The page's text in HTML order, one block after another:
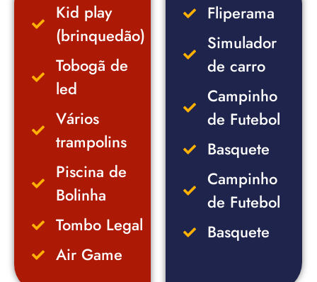
Kid play
(brinquedão)
Tobogã de
led
Vários
trampolins
Piscina de
Bolinha
Tombo Legal
Air Game
Fliperama
Simulador
de carro
Campinho
de Futebol
Basquete
Campinho
de Futebol
Basquete